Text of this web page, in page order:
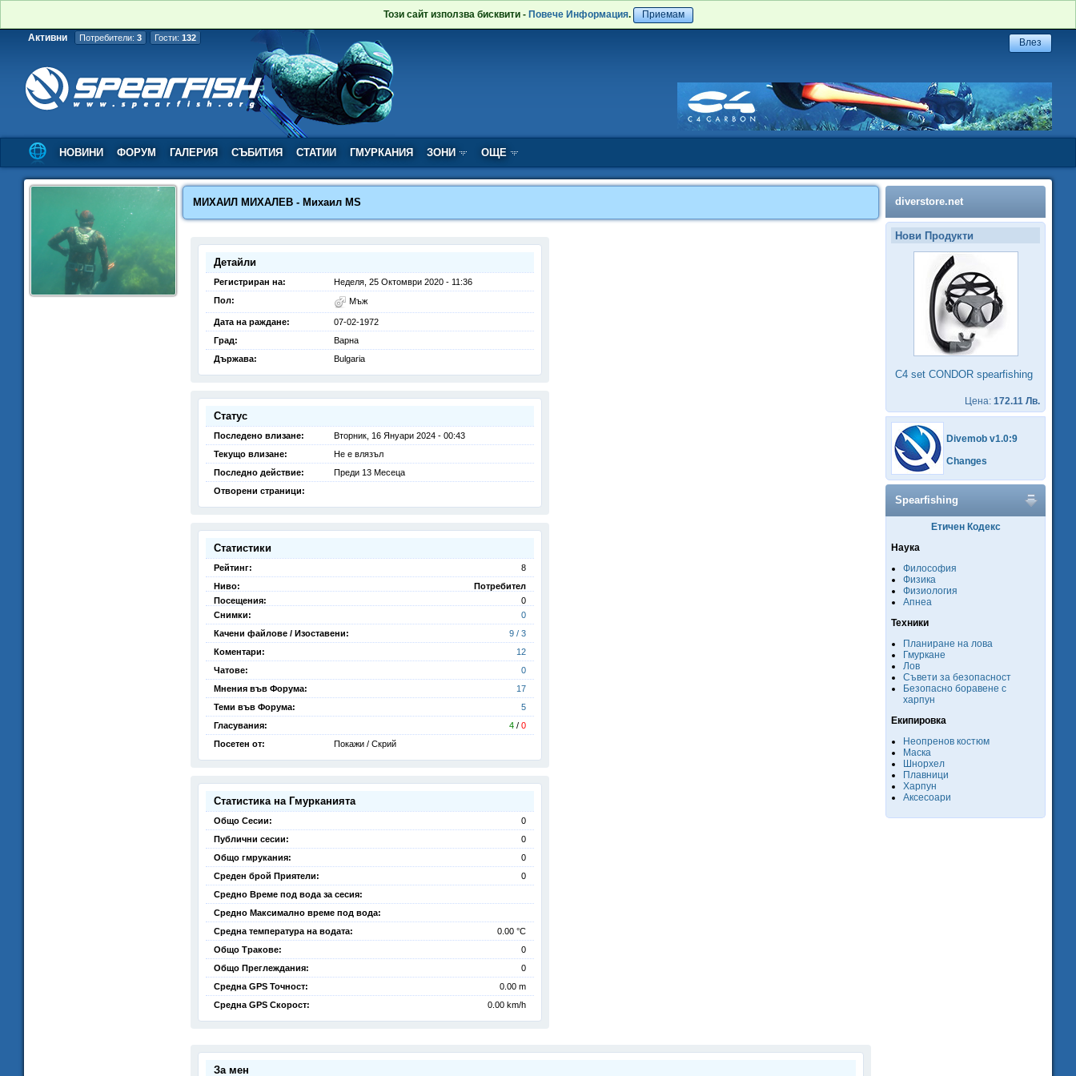
Този сайт използва бисквити - Повече Информация. Приемам
Активни Потребители: 3 Гости: 132
НОВИНИ ФОРУМ ГАЛЕРИЯ СЪБИТИЯ СТАТИИ ГМУРКАНИЯ ЗОНИ ОЩЕ
МИХАИЛ МИХАЛЕВ - Михаил MS
Детайли
Регистриран на:
Неделя, 25 Октомври 2020 - 11:36
Пол:
Мъж
Дата на раждане:
07-02-1972
Град:
Варна
Държава:
Bulgaria
Статус
Последено влизане:
Вторник, 16 Януари 2024 - 00:43
Текущо влизане:
Не е влязъл
Последно действие:
Преди 13 Месеца
Отворени страници:
Статистики
Рейтинг:
8
Ниво:
Потребител
Посещения:
0
Снимки:
0
Качени файлове / Изоставени:
9 / 3
Коментари:
12
Чатове:
0
Мнения във Форума:
17
Теми във Форума:
5
Гласувания:
4 / 0
Посетен от:
Покажи / Скрий
Статистика на Гмурканията
Общо Сесии:
0
Публични сесии:
0
Общо гмрукания:
0
Среден брой Приятели:
0
Средно Време под вода за сесия:
Средно Максимално време под вода:
Средна температура на водата:
0.00 °C
Общо Тракове:
0
Общо Преглеждания:
0
Средна GPS Точност:
0.00 m
Средна GPS Скорост:
0.00 km/h
За мен
diverstore.net
Нови Продукти
C4 set CONDOR spearfishing
Цена: 172.11 Лв.
Divemob v1.0:9
Changes
Spearfishing
Етичен Кодекс
Наука
Философия
Физика
Физиология
Апнеа
Техники
Планиране на лова
Гмуркане
Лов
Съвети за безопасност
Безопасно боравене с
харпун
Екипировка
Неопренов костюм
Маска
Шнорхел
Плавници
Харпун
Аксесоари